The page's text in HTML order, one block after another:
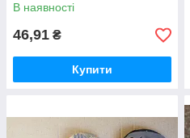
В наявності
46,91 ₴
Купити